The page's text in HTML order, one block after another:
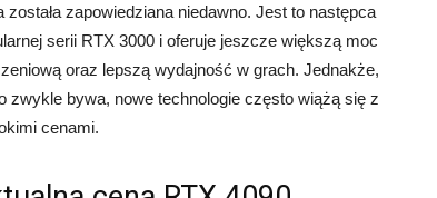
została zapowiedziana niedawno. Jest to następca
serii RTX 3000 i oferuje jeszcze większą moc
oraz lepszą wydajność w grach. Jednakże,
zwykle bywa, nowe technologie często wiążą się z
cenami.